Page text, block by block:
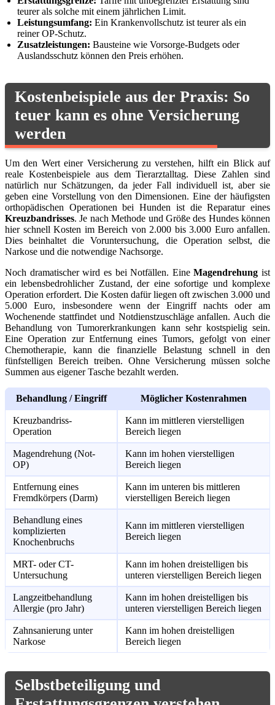
teurer als solche mit einem jährlichen Limit.
Leistungsumfang: Ein Krankenvollschutz ist teurer als ein
reiner OP-Schutz.
Zusatzleistungen: Bausteine wie Vorsorge-Budgets oder
Auslandsschutz können den Preis erhöhen.
Kostenbeispiele aus der Praxis: So
teuer kann es ohne Versicherung
werden
Um den Wert einer Versicherung zu verstehen, hilft ein Blick auf
reale Kostenbeispiele aus dem Tierarztalltag. Diese Zahlen sind
natürlich nur Schätzungen, da jeder Fall individuell ist, aber sie
geben eine Vorstellung von den Dimensionen. Eine der häufigsten
orthopädischen Operationen bei Hunden ist die Reparatur eines
Kreuzbandrisses. Je nach Methode und Größe des Hundes können
hier schnell Kosten im Bereich von 2.000 bis 3.000 Euro anfallen.
Dies beinhaltet die Voruntersuchung, die Operation selbst, die
Narkose und die notwendige Nachsorge.
Noch dramatischer wird es bei Notfällen. EineMagendrehung ist
ein lebensbedrohlicher Zustand, der eine sofortige und komplexe
Operation erfordert. Die Kosten dafür liegen oft zwischen 3.000 und
5.000 Euro, insbesondere wenn der Eingriff nachts oder am
Wochenende stattfindet und Notdienstzuschläge anfallen. Auch die
Behandlung von Tumorerkrankungen kann sehr kostspielig sein.
Eine Operation zur Entfernung eines Tumors, gefolgt von einer
Chemotherapie, kann die finanzielle Belastung schnell in den
fünfstelligen Bereich treiben. Ohne Versicherung müssen solche
Summen aus eigener Tasche bezahlt werden.
Behandlung / Eingriff Möglicher Kostenrahmen
Kreuzbandriss-
Operation
Kann im mittleren vierstelligen
Bereich liegen
Magendrehung (Not-
OP)
Kann im hohen vierstelligen
Bereich liegen
Entfernung eines
Fremdkörpers (Darm)
Kann im unteren bis mittleren
vierstelligen Bereich liegen
Behandlung eines
komplizierten
Knochenbruchs
Kann im mittleren vierstelligen
Bereich liegen
MRT- oder CT-
Untersuchung
Kann im hohen dreistelligen bis
unteren vierstelligen Bereich liegen
Langzeitbehandlung
Allergie (pro Jahr)
Kann im hohen dreistelligen bis
unteren vierstelligen Bereich liegen
Zahnsanierung unter
Narkose
Kann im hohen dreistelligen
Bereich liegen
Selbstbeteiligung und